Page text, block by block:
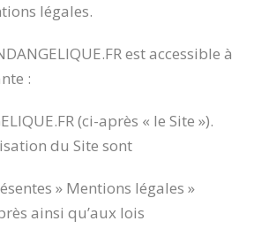
légales.
est accessible à
:
(ci-après « le Site »).
du Site sont
» Mentions légales »
ainsi qu’aux lois